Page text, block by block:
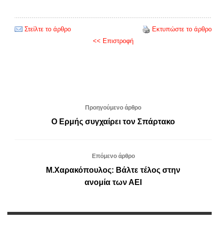
Στείλτε το άρθρο
Εκτυπώστε το άρθρο
<< Επιστροφή
Προηγούμενο άρθρο
Ο Ερμής συγχαίρει τον Σπάρτακο
Επόμενο άρθρο
Μ.Χαρακόπουλος: Βάλτε τέλος στην
ανομία των ΑΕΙ